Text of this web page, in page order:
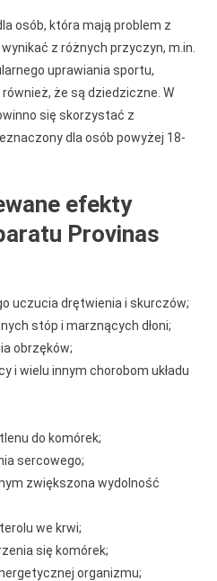
osób, która mają problem z
z różnych przyczyn, m.in.
uprawiania sportu,
że są dziedziczne. W
się skorzystać z
dla osób powyżej 18-
efekty
Provinas
uczucia drętwienia i skurczów;
stóp i marznących dłoni;
obrzęków;
i wielu innym chorobom układu
do komórek;
sercowego;
zwiększona wydolność
we krwi;
się komórek;
organizmu;